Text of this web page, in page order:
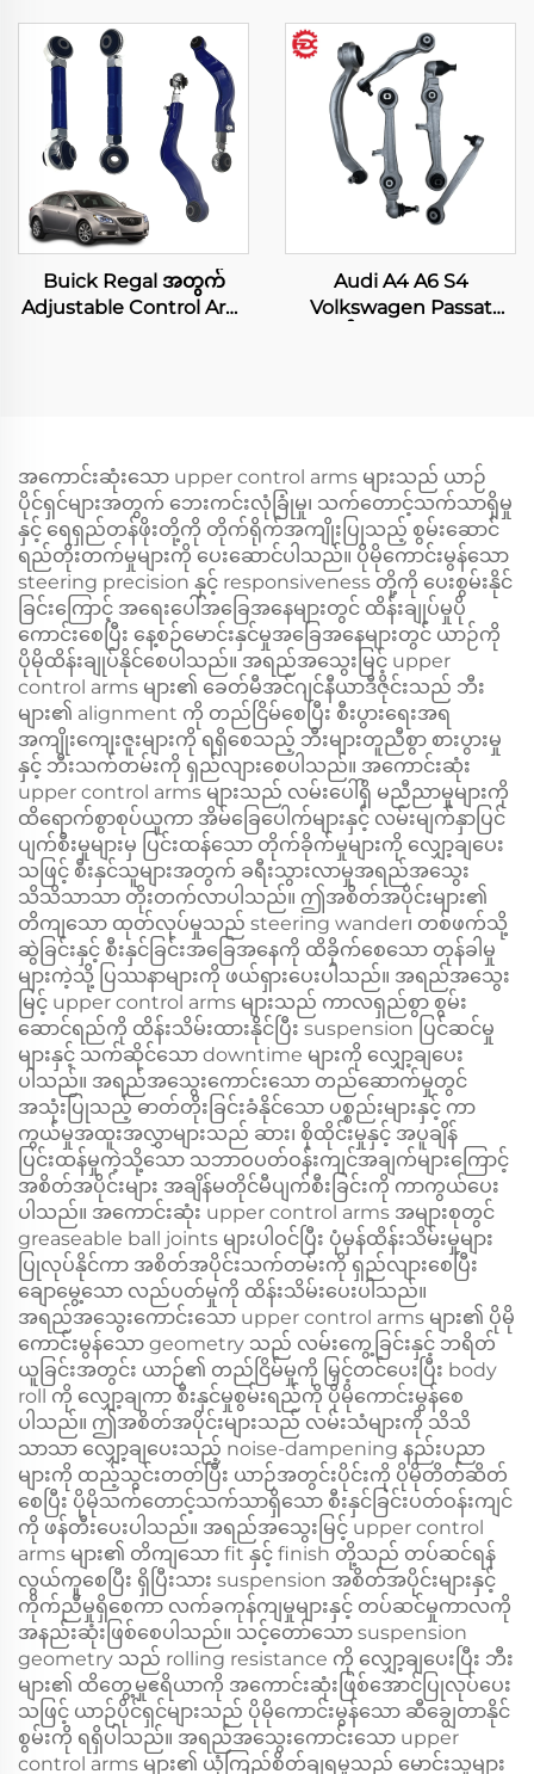
33324069283
Buick Regal အတွက်
Adjustable Control Arm
Audi A4 A6 S4
Volkswagen Passat
အကောင်းဆုံးသော upper control arms များသည် ယာဉ်
ပိုင်ရှင်များအတွက် ဘေးကင်းလုံခြုံမှု၊ သက်တောင့်သက်သာရှိမှု
နှင့် ရေရှည်တန်ဖိုးတို့ကို တိုက်ရိုက်အကျိုးပြုသည့် စွမ်းဆောင်
ရည်တိုးတက်မှုများကို ပေးဆောင်ပါသည်။ ပိုမိုကောင်းမွန်သော
steering precision နှင့် responsiveness တို့ကို ပေးစွမ်းနိုင်
ခြင်းကြောင့် အရေးပေါ်အခြေအနေများတွင် ထိန်းချုပ်မှုပို
ကောင်းစေပြီး နေ့စဉ်မောင်းနှင်မှုအခြေအနေများတွင် ယာဉ်ကို
ပိုမိုထိန်းချုပ်နိုင်စေပါသည်။ အရည်အသွေးမြင့် upper
control arms များ၏ ခေတ်မီအင်ဂျင်နီယာဒီဇိုင်းသည် ဘီး
များ၏ alignment ကို တည်ငြိမ်စေပြီး စီးပွားရေးအရ
အကျိုးကျေးဇူးများကို ရရှိစေသည့် ဘီးများတူညီစွာ စားပွားမှု
နှင့် ဘီးသက်တမ်းကို ရှည်လျားစေပါသည်။ အကောင်းဆုံး
upper control arms များသည် လမ်းပေါ်ရှိ မညီညာမှုများကို
ထိရောက်စွာစုပ်ယူကာ အိမ်ခြေပေါက်များနှင့် လမ်းမျက်နှာပြင်
ပျက်စီးမှုများမှ ပြင်းထန်သော တိုက်ခိုက်မှုများကို လျှော့ချပေး
သဖြင့် စီးနှင်သူများအတွက် ခရီးသွားလာမှုအရည်အသွေး
သိသိသာသာ တိုးတက်လာပါသည်။ ဤအစိတ်အပိုင်းများ၏
တိကျသော ထုတ်လုပ်မှုသည် steering wander၊ တစ်ဖက်သို့
ဆွဲခြင်းနှင့် စီးနှင်ခြင်းအခြေအနေကို ထိခိုက်စေသော တုန်ခါမှု
များကဲ့သို့ ပြဿနာများကို ဖယ်ရှားပေးပါသည်။ အရည်အသွေး
မြင့် upper control arms များသည် ကာလရှည်စွာ စွမ်း
ဆောင်ရည်ကို ထိန်းသိမ်းထားနိုင်ပြီး suspension ပြင်ဆင်မှု
များနှင့် သက်ဆိုင်သော downtime များကို လျှော့ချပေး
ပါသည်။ အရည်အသွေးကောင်းသော တည်ဆောက်မှုတွင်
အသုံးပြုသည့် ဓာတ်တိုးခြင်းခံနိုင်သော ပစ္စည်းများနှင့် ကာ
ကွယ်မှုအထူးအလွှာများသည် ဆား၊ စိုထိုင်းမှုနှင့် အပူချိန်
ပြင်းထန်မှုကဲ့သို့သော သဘာဝပတ်ဝန်းကျင်အချက်များကြောင့်
အစိတ်အပိုင်းများ အချိန်မတိုင်မီပျက်စီးခြင်းကို ကာကွယ်ပေး
ပါသည်။ အကောင်းဆုံး upper control arms အများစုတွင်
greaseable ball joints များပါဝင်ပြီး ပုံမှန်ထိန်းသိမ်းမှုများ
ပြုလုပ်နိုင်ကာ အစိတ်အပိုင်းသက်တမ်းကို ရှည်လျားစေပြီး
ချောမွေ့သော လည်ပတ်မှုကို ထိန်းသိမ်းပေးပါသည်။
အရည်အသွေးကောင်းသော upper control arms များ၏ ပိုမို
ကောင်းမွန်သော geometry သည် လမ်းကွေ့ခြင်းနှင့် ဘရိတ်
ယူခြင်းအတွင်း ယာဉ်၏ တည်ငြိမ်မှုကို မြှင့်တင်ပေးပြီး body
roll ကို လျှော့ချကာ စီးနှင်မှုစွမ်းရည်ကို ပိုမိုကောင်းမွန်စေ
ပါသည်။ ဤအစိတ်အပိုင်းများသည် လမ်းသံများကို သိသိ
သာသာ လျှော့ချပေးသည့် noise-dampening နည်းပညာ
များကို ထည့်သွင်းတတ်ပြီး ယာဉ်အတွင်းပိုင်းကို ပိုမိုတိတ်ဆိတ်
စေပြီး ပိုမိုသက်တောင့်သက်သာရှိသော စီးနှင်ခြင်းပတ်ဝန်းကျင်
ကို ဖန်တီးပေးပါသည်။ အရည်အသွေးမြင့် upper control
arms များ၏ တိကျသော fit နှင့် finish တို့သည် တပ်ဆင်ရန်
လွယ်ကူစေပြီး ရှိပြီးသား suspension အစိတ်အပိုင်းများနှင့်
ကိုက်ညီမှုရှိစေကာ လက်ခကုန်ကျမှုများနှင့် တပ်ဆင်မှုကာလကို
အနည်းဆုံးဖြစ်စေပါသည်။ သင့်တော်သော suspension
geometry သည် rolling resistance ကို လျှော့ချပေးပြီး ဘီး
များ၏ ထိတွေ့မှုဧရိယာကို အကောင်းဆုံးဖြစ်အောင်ပြုလုပ်ပေး
သဖြင့် ယာဉ်ပိုင်ရှင်များသည် ပိုမိုကောင်းမွန်သော ဆီချွေတာနိုင်
စွမ်းကို ရရှိပါသည်။ အရည်အသွေးကောင်းသော upper
control arms များ၏ ယုံကြည်စိတ်ချရမှုသည် မောင်းသူများ